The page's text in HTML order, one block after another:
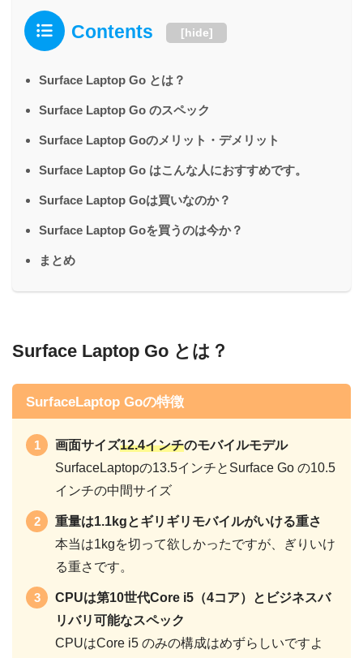
Contents [hide]
Surface Laptop Go とは？
Surface Laptop Go のスペック
Surface Laptop Goのメリット・デメリット
Surface Laptop Go はこんな人におすすめです。
Surface Laptop Goは買いなのか？
Surface Laptop Goを買うのは今か？
まとめ
Surface Laptop Go とは？
SurfaceLaptop Goの特徴
画面サイズ12.4インチのモバイルモデル
SurfaceLaptopの13.5インチとSurface Go の10.5
インチの中間サイズ
重量は1.1kgとギリギリモバイルがいける重さ
本当は1kgを切って欲しかったですが、ぎりいけ
る重さです。
CPUは第10世代Core i5（4コア）とビジネスバ
リバリ可能なスペック
CPUはCore i5 のみの構成はめずらしいですよ